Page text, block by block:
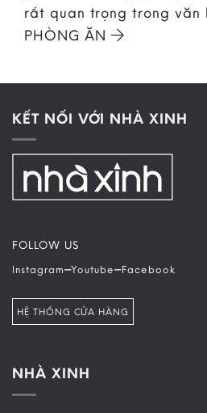
rất quan trọng trong văn
PHÒNG ĂN
KẾT NỐI VỚI NHÀ XINH
FOLLOW US
Instagram–Youtube–Facebook
HỆ THỐNG CỬA HÀNG
NHÀ XINH